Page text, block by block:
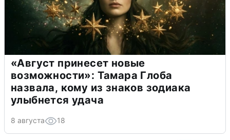
«Август принесет новые
возможности»: Тамара Глоба
назвала, кому из знаков зодиака
улыбнется удача
8 августа 18